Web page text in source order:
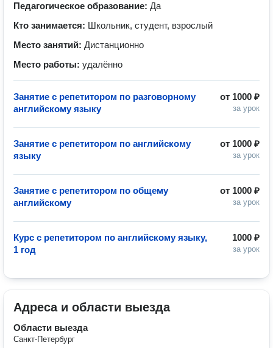
Педагогическое образование: Да
Кто занимается: Школьник, студент, взрослый
Место занятий: Дистанционно
Место работы: удалённо
от 1000 ₽
за урок
Занятие с репетитором по разговорному
английскому языку
от 1000 ₽
за урок
Занятие с репетитором по английскому
языку
от 1000 ₽
за урок
Занятие с репетитором по общему
английскому
1000 ₽
за урок
Курс с репетитором по английскому языку,
1 год
Адреса и области выезда
Области выезда
Санкт-Петербург